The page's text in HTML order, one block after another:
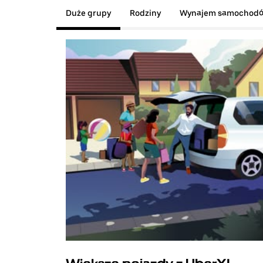
Duże grupy Rodziny Wynajem